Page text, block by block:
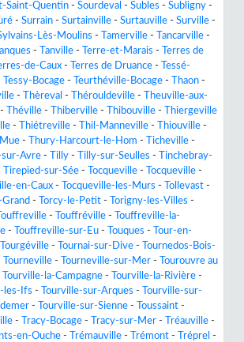
Saint-Quentin - Sourdeval - Subles - Subligny -
- Surrain - Surtainville - Surtauville - Surville -
Lès-Moulins - Tamerville - Tancarville -
- Tanville - Terre-et-Marais -
Terres de
de-Caux - Terres de Druance -
Tessé-
Tessy-Bocage - Teurthéville-Bocage - Thaon -
- Thèreval - Thérouldeville -
Theuville-aux-
- Théville - Thiberville - Thibouville -
Thiergeville
- Thiétreville - Thil-Manneville - Thiouville -
- Thury-Harcourt-le-Hom - Ticheville -
sur-Avre - Tilly - Tilly-sur-Seulles -
Tinchebray-
Tirepied-sur-Sée - Tocqueville - Tocqueville -
en-Caux - Tocqueville-les-Murs - Tollevast -
Grand - Torcy-le-Petit - Torigny-les-Villes -
Touffreville - Touffréville -
Touffreville-la-
- Touffreville-sur-Eu - Touques -
Tour-en-
Tourgéville - Tournai-sur-Dive -
Tournedos-Bois-
Tourneville - Tourneville-sur-Mer -
Tourouvre au
Tourville-la-Campagne - Tourville-la-Rivière -
les-Ifs - Tourville-sur-Arques -
Tourville-sur-
- Tourville-sur-Sienne - Toussaint -
- Tracy-Bocage - Tracy-sur-Mer - Tréauville -
en-Ouche - Trémauville - Trémont - Tréprel -